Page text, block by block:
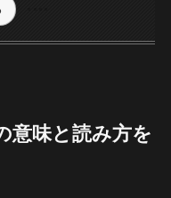
意味と読み方を